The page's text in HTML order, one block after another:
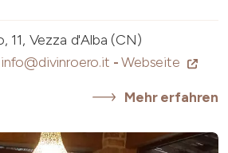
11, Vezza d'Alba (CN)
info@divinroero.it -Webseite
Mehr erfahren